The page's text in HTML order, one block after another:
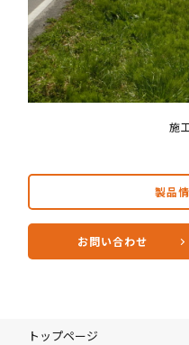
施
製品
お問い合わせ
トップページ